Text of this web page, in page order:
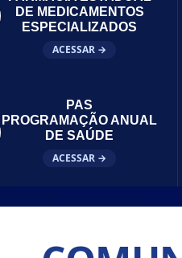
DE MEDICAMENTOS
ESPECIALIZADOS
ACESSAR →
PAS
PROGRAMAÇÃO ANUAL
DE SAÚDE
ACESSAR →